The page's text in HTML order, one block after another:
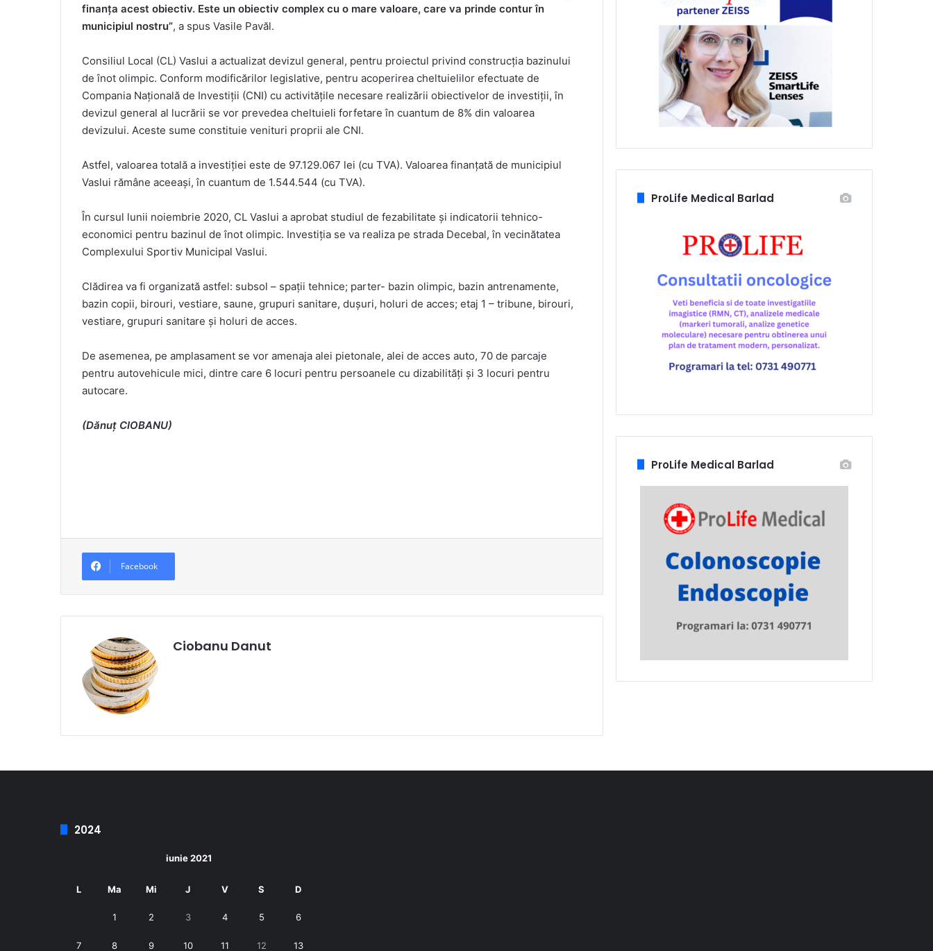
finanța acest obiectiv. Este un obiectiv complex cu o mare valoare, care va prinde contur în
municipiul nostru”, a spus Vasile Pavăl.
Consiliul Local (CL) Vaslui a actualizat devizul general, pentru proiectul privind construcția bazinului
de înot olimpic. Conform modificărilor legislative, pentru acoperirea cheltuielilor efectuate de
Compania Națională de Investiții (CNI) cu activitățile necesare realizării obiectivelor de investiții, în
devizul general al lucrării se vor prevedea cheltuieli forfetare în cuantum de 8% din valoarea
devizului. Aceste sume constituie venituri proprii ale CNI.
Astfel, valoarea totală a investiției este de 97.129.067 lei (cu TVA). Valoarea finanțată de municipiul
Vaslui rămâne aceeași, în cuantum de 1.544.544 (cu TVA).
În cursul lunii noiembrie 2020, CL Vaslui a aprobat studiul de fezabilitate și indicatorii tehnico-
economici pentru bazinul de înot olimpic. Investiţia se va realiza pe strada Decebal, în vecinătatea
Complexului Sportiv Municipal Vaslui.
Clădirea va fi organizată astfel: subsol – spaţii tehnice; parter- bazin olimpic, bazin antrenamente,
bazin copii, birouri, vestiare, saune, grupuri sanitare, duşuri, holuri de acces; etaj 1 – tribune, birouri,
vestiare, grupuri sanitare şi holuri de acces.
De asemenea, pe amplasament se vor amenaja alei pietonale, alei de acces auto, 70 de parcaje
pentru autovehicule mici, dintre care 6 locuri pentru persoanele cu dizabilităţi şi 3 locuri pentru
autocare.
(Dănuț CIOBANU)
Facebook
Ciobanu Danut
ProLife Medical Barlad
ProLife Medical Barlad
2024
iunie 2021
L Ma Mi J V S D
1 2 3 4 5 6
7 8 9 10 11 12 13